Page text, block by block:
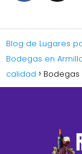
Blog de Lugares
Bodegas en
calidad
Bodegas